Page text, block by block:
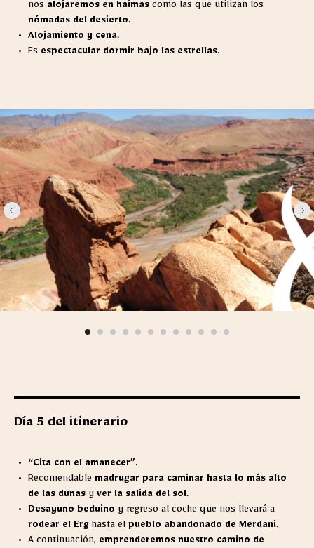
nos alojaremos en haimas como las que utilizan los
nómadas del desierto.
Alojamiento y cena.
Es espectacular dormir bajo las estrellas.
Día 5 del itinerario
“Cita con el amanecer”.
Recomendable madrugar para caminar hasta lo más alto
de las dunas y ver la salida del sol.
Desayuno beduino y regreso al coche que nos llevará a
rodear el Erg hasta el pueblo abandonado de Merdani.
A continuación, emprenderemos nuestro camino de